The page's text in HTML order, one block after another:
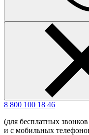
8 800 100 18 46
(для бесплатных
и с мобильных